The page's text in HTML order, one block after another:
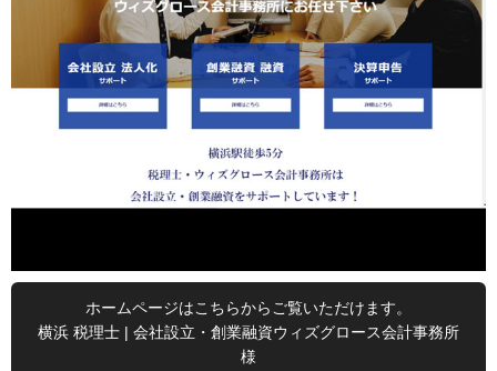
ホームページはこちらからご覧いただけます。
横浜 税理士 | 会社設立・創業融資ウィズグロース会計事務所
様